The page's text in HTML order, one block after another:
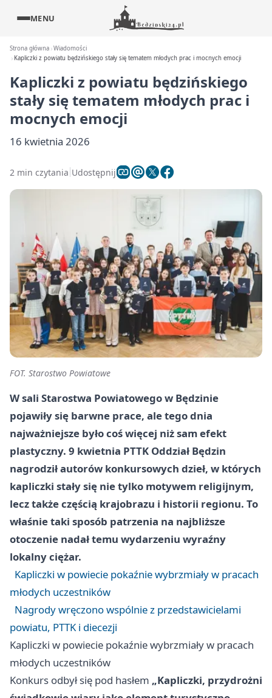
MENU
Strona główna Wiadomości
Kapliczki z powiatu będzińskiego stały się tematem młodych prac i mocnych emocji
Kapliczki z powiatu będzińskiego
stały się tematem młodych prac i
mocnych emocji
16 kwietnia 2026
2 min czytania Udostępnij
FOT. Starostwo Powiatowe
W sali Starostwa Powiatowego w Będzinie
pojawiły się barwne prace, ale tego dnia
najważniejsze było coś więcej niż sam efekt
plastyczny. 9 kwietnia PTTK Oddział Będzin
nagrodził autorów konkursowych dzieł, w których
kapliczki stały się nie tylko motywem religijnym,
lecz także częścią krajobrazu i historii regionu. To
właśnie taki sposób patrzenia na najbliższe
otoczenie nadał temu wydarzeniu wyraźny
lokalny ciężar.
Kapliczki w powiecie pokaźnie wybrzmiały w pracach
młodych uczestników
Nagrody wręczono wspólnie z przedstawicielami
powiatu, PTTK i diecezji
Kapliczki w powiecie pokaźnie wybrzmiały w pracach
młodych uczestników
Konkurs odbył się pod hasłem „Kapliczki, przydrożni